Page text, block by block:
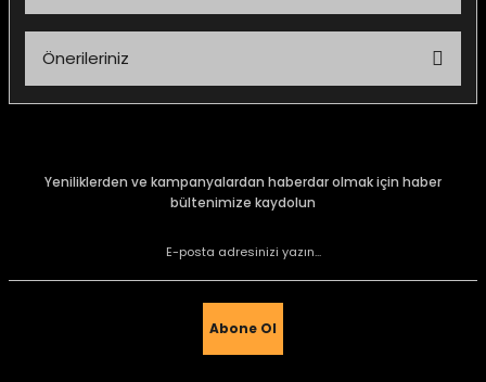
Önerileriniz
Görüş ve önerileriniz için teşekkür ederiz.
Ürün açıklamasında eksik bilgiler bulunuyor.
Ürün fiyatı diğer sitelerden daha pahalı.
Bu ürüne benzer farklı alternatifler olmalı.
Yeniliklerden ve kampanyalardan haberdar olmak için haber
bültenimize kaydolun
Abone Ol